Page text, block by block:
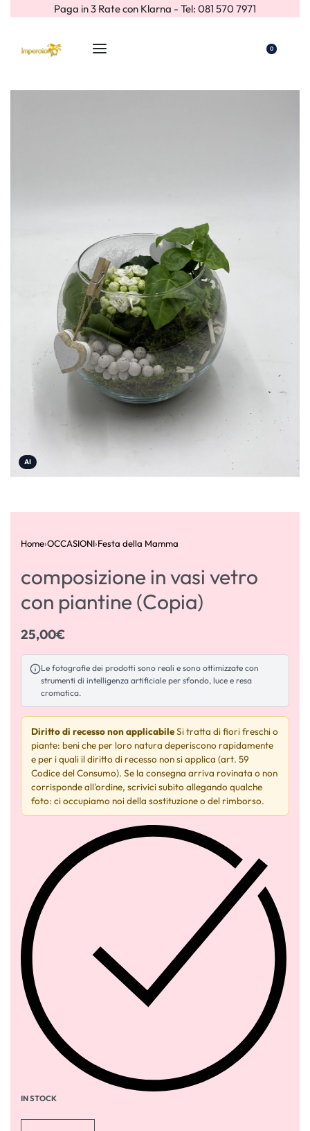
Paga in 3 Rate con Klarna - Tel: 081 570 7971
0
AI
Home›OCCASIONI›Festa della Mamma
composizione in vasi vetro
con piantine (Copia)
25,00€
Le fotografie dei prodotti sono reali e sono ottimizzate con
strumenti di intelligenza artificiale per sfondo, luce e resa
cromatica.
Diritto di recesso non applicabileSi tratta di fiori freschi o
piante: beni che per loro natura deperiscono rapidamente
e per i quali il diritto di recesso non si applica (art. 59
Codice del Consumo). Se la consegna arriva rovinata o non
corrisponde all'ordine, scrivici subito allegando qualche
foto: ci occupiamo noi della sostituzione o del rimborso.
IN STOCK